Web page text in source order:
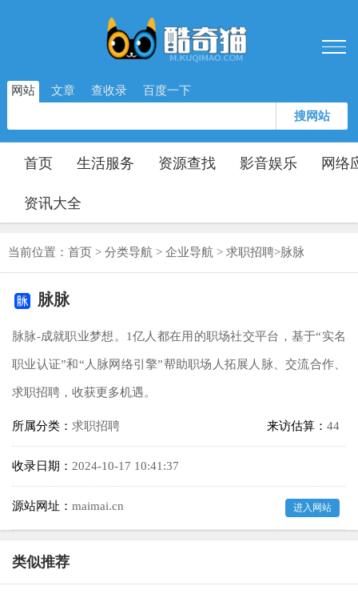
网站 文章 查收录 百度一下
搜网站
首页 生活服务 资源查找 影音娱乐 网络
资讯大全
当前位置： 首页 > 分类导航 > 企业导航 > 求职招聘>脉脉
脉脉
脉脉-成就职业梦想。1亿人都在用的职场社交平台，基于“实名
职业认证”和“人脉网络引擎”帮助职场人拓展人脉、交流合作、
求职招聘，收获更多机遇。
所属分类： 求职招聘 来访估算： 44
收录日期： 2024-10-17 10:41:37
源站网址： maimai.cn 进入网站
类似推荐